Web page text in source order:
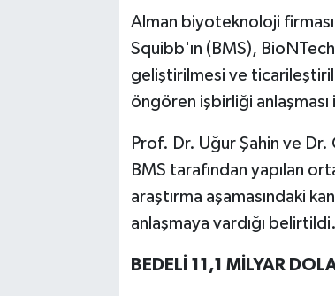
Alman biyoteknoloji
Squibb'ın (BMS),
geliştirilmesi ve
öngören işbirliği anlaşması
Prof. Dr. Uğur Şahin ve
BMS tarafından yapılan
araştırma aşamasındaki
anlaşmaya vardığı belirtildi.
BEDELİ 11,1 MİLYAR